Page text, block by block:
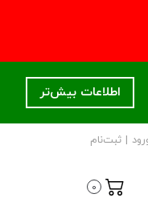
اطلاعات بیش‌تر
| ثبت‌نام
0